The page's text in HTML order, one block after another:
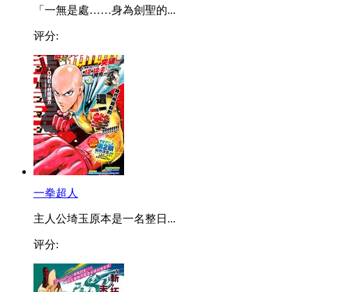
「一無是處……身為劍聖的...
评分:
一拳超人
主人公埼玉原本是一名整日...
评分: